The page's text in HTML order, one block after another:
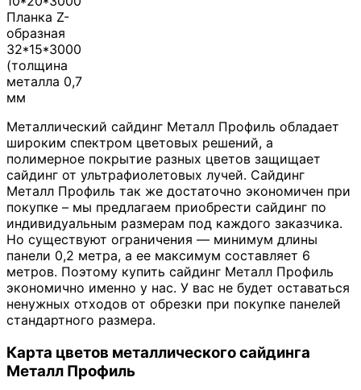
Планка Z-
образная
32*15*3000
(толщина
металла 0,7
мм
Металлический сайдинг Металл Профиль обладает
широким спектром цветовых решений, а
полимерное покрытие разных цветов защищает
сайдинг от ультрафиолетовых лучей. Сайдинг
Металл Профиль так же достаточно экономичен при
покупке – мы предлагаем приобрести сайдинг по
индивидуальным размерам под каждого заказчика.
Но существуют ограничения — минимум длины
панели 0,2 метра, а ее максимум составляет 6
метров. Поэтому купить сайдинг Металл Профиль
экономично именно у нас. У вас не будет оставаться
ненужных отходов от обрезки при покупке панелей
стандартного размера.
Карта цветов металлического сайдинга
Металл Профиль